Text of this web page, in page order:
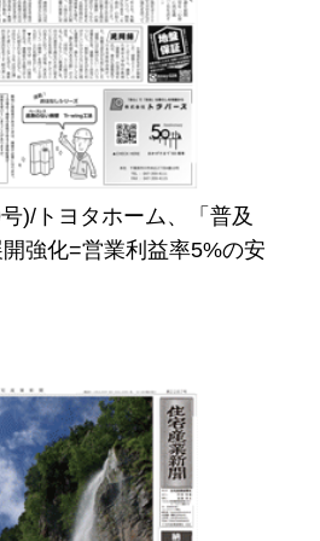
)/トヨタホーム、「普及
強化=営業利益率5%の安